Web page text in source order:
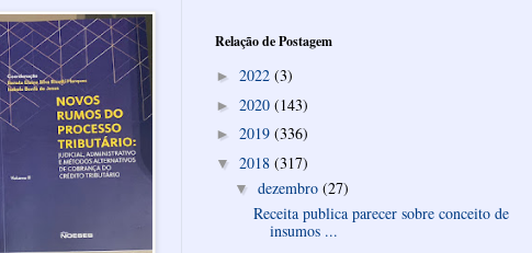
Relação de Postagem
► 2022 (3)
► 2020 (143)
► 2019 (336)
▼ 2018 (317)
▼ dezembro (27)
Receita publica parecer sobre conceito de
insumos ...